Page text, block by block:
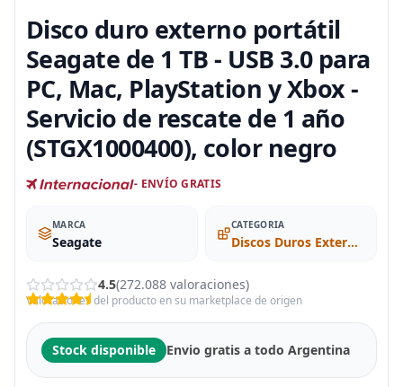
Disco duro externo portátil
Seagate de 1 TB - USB 3.0 para
PC, Mac, PlayStation y Xbox -
Servicio de rescate de 1 año
(STGX1000400), color negro
- ENVÍO GRATIS
MARCA
Seagate
CATEGORIA
Discos Duros Externos
4.5(272.088 valoraciones)
Valoraciones del producto en su marketplace de origen
Stock disponible Envio gratis a todo Argentina